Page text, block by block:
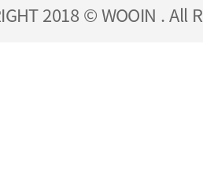
2018 © WOOIN . All